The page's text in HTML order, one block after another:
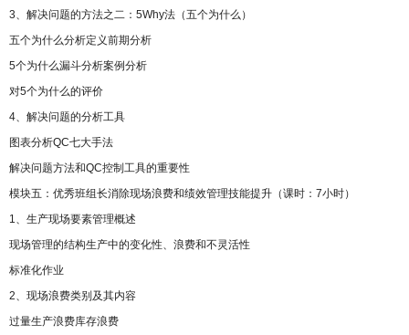
3、解决问题的方法之二：5Why法（五个为什么）
五个为什么分析定义前期分析
5个为什么漏斗分析案例分析
对5个为什么的评价
4、解决问题的分析工具
图表分析QC七大手法
解决问题方法和QC控制工具的重要性
模块五：优秀班组长消除现场浪费和绩效管理技能提升（课时：7小时）
1、生产现场要素管理概述
现场管理的结构生产中的变化性、浪费和不灵活性
标准化作业
2、现场浪费类别及其内容
过量生产浪费库存浪费